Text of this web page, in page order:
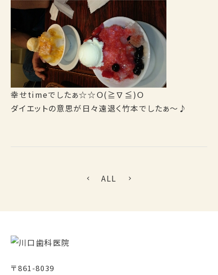
幸せtimeでしたぁ☆☆Ｏ(≧∇≦)Ｏ
ダイエットの意思が日々遠退く竹本でしたぁ～♪
ALL
〒861-8039